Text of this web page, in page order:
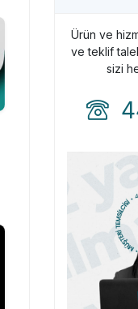
Ürün ve
ve teklif
sizi